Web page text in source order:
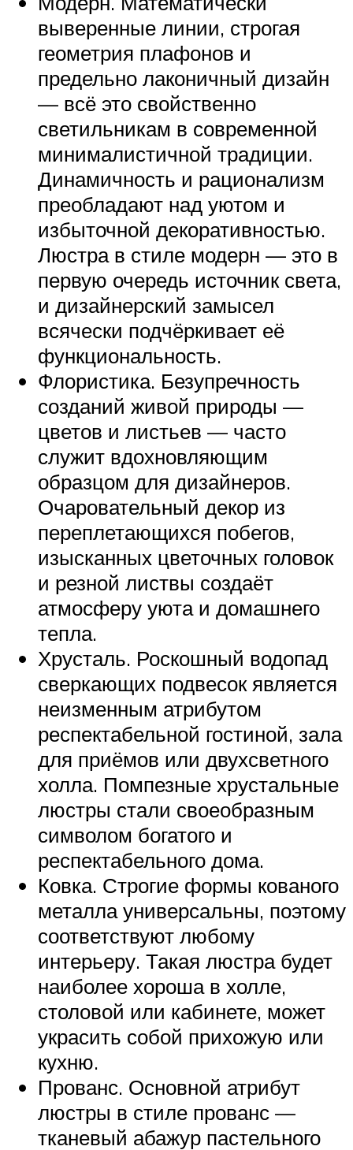
выверенные линии, строгая
геометрия плафонов и
предельно лаконичный дизайн
— всё это свойственно
светильникам в современной
минималистичной традиции.
Динамичность и рационализм
преобладают над уютом и
избыточной декоративностью.
Люстра в стиле модерн — это в
первую очередь источник света,
и дизайнерский замысел
всячески подчёркивает её
функциональность.
Флористика. Безупречность
созданий живой природы —
цветов и листьев — часто
служит вдохновляющим
образцом для дизайнеров.
Очаровательный декор из
переплетающихся побегов,
изысканных цветочных головок
и резной листвы создаёт
атмосферу уюта и домашнего
тепла.
Хрусталь. Роскошный водопад
сверкающих подвесок является
неизменным атрибутом
респектабельной гостиной, зала
для приёмов или двухсветного
холла. Помпезные хрустальные
люстры стали своеобразным
символом богатого и
респектабельного дома.
Ковка. Строгие формы кованого
металла универсальны, поэтому
соответствуют любому
интерьеру. Такая люстра будет
наиболее хороша в холле,
столовой или кабинете, может
украсить собой прихожую или
кухню.
Прованс. Основной атрибут
люстры в стиле прованс —
тканевый абажур пастельного